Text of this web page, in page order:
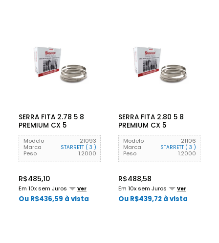
SERRA FITA 2.78 5 8
PREMIUM CX 5
STARRETT
Modelo
21093
Marca
STARRETT ( 3 )
Peso 1.2000
R$485,10
Em 10x sem Juros Ver
Ou R$436,59 à vista
SERRA FITA 2.80 5 8
PREMIUM CX 5
STARRETT
Modelo
21106
Marca
STARRETT ( 3 )
Peso 1.2000
R$488,58
Em 10x sem Juros Ver
Ou R$439,72 à vista